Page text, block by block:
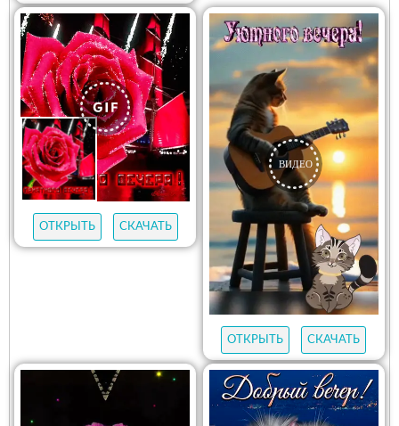
ОТКРЫТЬ СКАЧАТЬ
ОТКРЫТЬ СКАЧАТЬ